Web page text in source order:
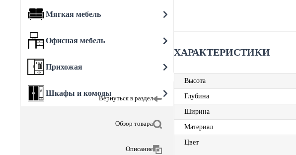
Мягкая мебель
Офисная мебель
Прихожая
Шкафы и комоды
Вернуться в раздел
Обзор товара
Описание
ХАРАКТЕРИСТИКИ
Высота
Глубина
Ширина
Материал
Цвет